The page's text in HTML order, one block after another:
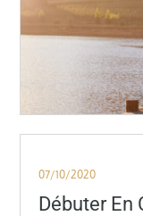
Posted
on
07/10/2020
Débuter En